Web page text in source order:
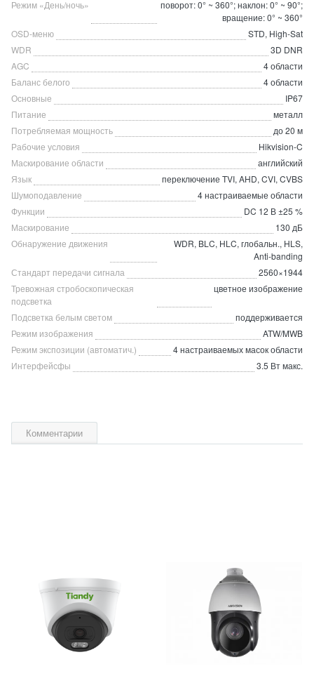
Режим «День/ночь»
поворот: 0° ~ 360°; наклон: 0° ~ 90°;
вращение: 0° ~ 360°
OSD-меню
STD, High-Sat
WDR
3D DNR
AGC
4 области
Баланс белого
4 области
Основные
IP67
Питание
металл
Потребляемая мощность
до 20 м
Рабочие условия
Hikvision-C
Маскирование области
английский
Язык
переключение TVI, AHD, CVI, CVBS
Шумоподавление
4 настраиваемые области
Функции
DC 12 В ±25 %
Маскирование
130 дБ
Обнаружение движения
WDR, BLC, HLC, глобальн., HLS,
Anti-banding
Стандарт передачи сигнала
2560×1944
Тревожная стробоскопическая
подсветка
цветное изображение
Подсветка белым светом
поддерживается
Режим изображения
ATW/MWB
Режим экспозиции (автоматич.)
4 настраиваемых масок области
Интерфейсфы
3.5 Вт макс.
Комментарии